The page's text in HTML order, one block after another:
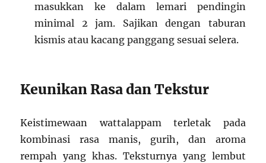
masukkan ke dalam lemari pendingin
minimal 2 jam. Sajikan dengan taburan
kismis atau kacang panggang sesuai selera.
Keunikan Rasa dan Tekstur
Keistimewaan wattalappam terletak pada
kombinasi rasa manis, gurih, dan aroma
rempah yang khas. Teksturnya yang lembut